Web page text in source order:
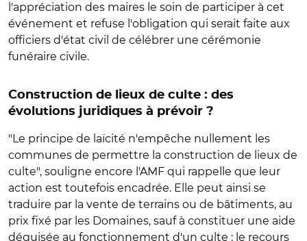
l'appréciation des maires le soin de participer à cet
événement et refuse l'obligation qui serait faite aux
officiers d'état civil de célébrer une cérémonie
funéraire civile.
Construction de lieux de culte : des
évolutions juridiques à prévoir ?
"Le principe de laïcité n'empêche nullement les
communes de permettre la construction de lieux de
culte", souligne encore l'AMF qui rappelle que leur
action est toutefois encadrée. Elle peut ainsi se
traduire par la vente de terrains ou de bâtiments, au
prix fixé par les Domaines, sauf à constituer une aide
déguisée au fonctionnement d'un culte ; le recours